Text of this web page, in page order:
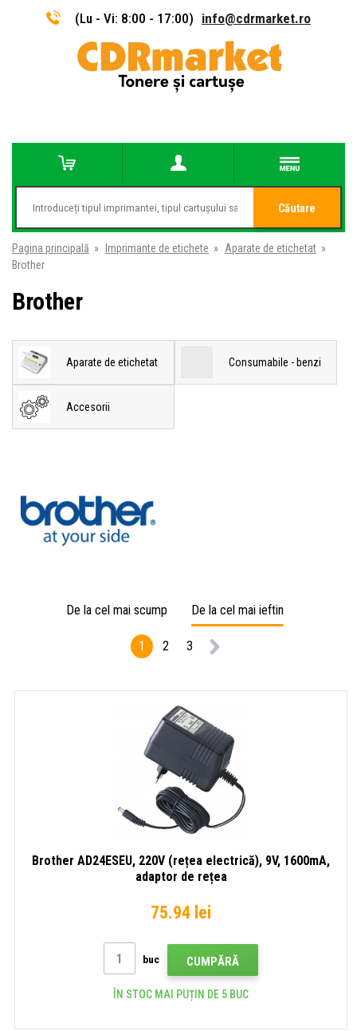
(Lu - Vi: 8:00 - 17:00) info@cdrmarket.ro
Căutare
Pagina principală » Imprimante de etichete » Aparate de etichetat »
Brother
Brother
Aparate de etichetat Consumabile - benzi
Accesorii
De la cel mai scump De la cel mai ieftin
1 2 3
Brother AD24ESEU, 220V (rețea electrică), 9V, 1600mA,
adaptor de rețea
75.94 lei
buc CUMPĂRĂ
ÎN STOC MAI PUȚIN DE 5 BUC